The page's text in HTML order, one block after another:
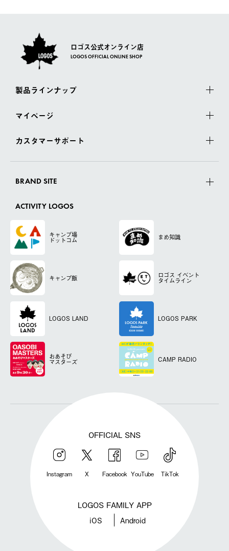
ロゴス公式オンライン店
LOGOS OFFICIAL ONLINE SHOP
製品ラインナップ
マイページ
カスタマーサポート
BRAND SITE
ACTIVITY LOGOS
キャンプ場
ドットコム まめ知識
キャンプ飯 ロゴス イベント
タイムライン
LOGOS LAND LOGOS PARK
おあそび
マスターズ CAMP RADIO
OFFICIAL SNS
Instagram X Facebook YouTube TikTok
LOGOS FAMILY APP
iOS Android